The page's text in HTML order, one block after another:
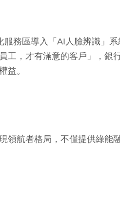
務區導入「AI人臉辨識」
工，才有滿意的客戶」，
益。
領航者格局，不僅提供綠能